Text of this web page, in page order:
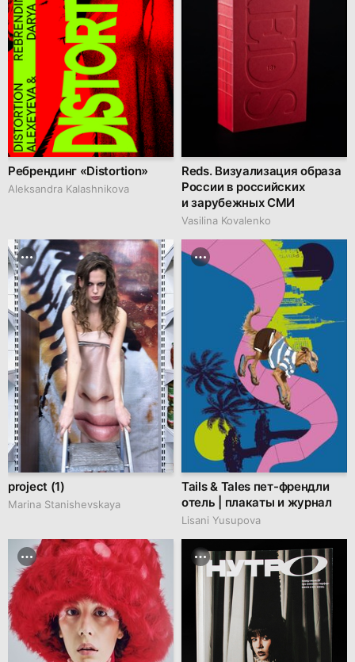
Ребрендинг «Distortion»
Aleksandra Kalashnikova
Reds. Визуализация образа
России в российских
и зарубежных СМИ
Vasilina Kovalenko
project (1)
Marina Stanishevskaya
Tails & Tales пет-френдли
отель | плакаты и журнал
Lisani Yusupova